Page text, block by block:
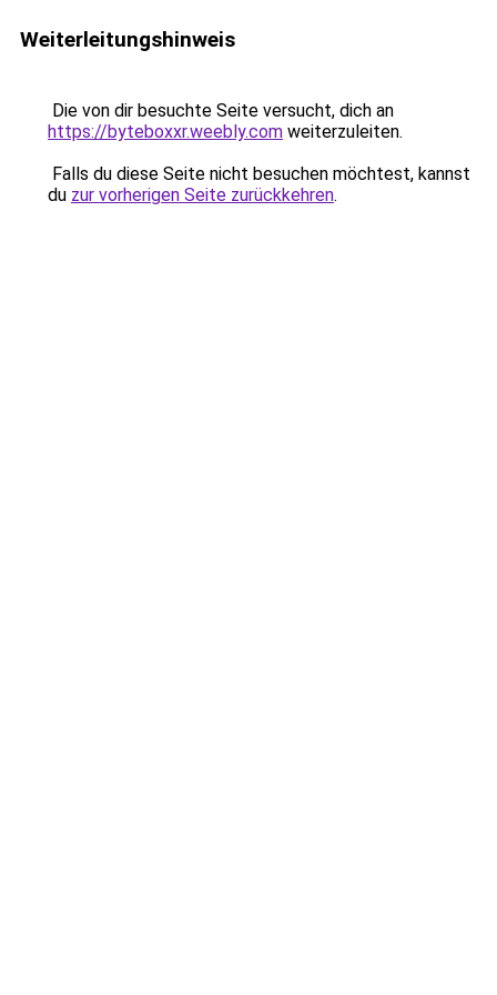
Weiterleitungshinweis
Die von dir besuchte Seite versucht, dich an
https://byteboxxr.weebly.com weiterzuleiten.
Falls du diese Seite nicht besuchen möchtest, kannst
du zur vorherigen Seite zurückkehren.